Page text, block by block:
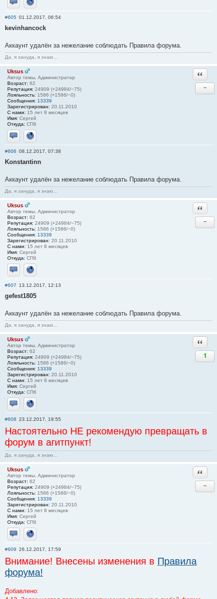
Отправить личное сообщение
Сайт
#605 01.12.2017, 06:54
kevinhancock
Аккаунт удалён за нежелание соблюдать Правила форума.
Да, я зануда, я знаю...
Uksus
Автор темы, Администратор
Возраст: 62
Репутация: 24909 (+24984/−75)
Лояльность: 1586 (+1586/−0)
Сообщения: 13339
Зарегистрирован: 20.11.2010
С нами: 15 лет 8 месяцев
Имя: Сергей
Откуда: СПб
Отправить личное сообщение
Сайт
−
#606 08.12.2017, 07:38
Konstantinn
Аккаунт удалён за нежелание соблюдать Правила форума.
Да, я зануда, я знаю...
Uksus
Автор темы, Администратор
Возраст: 62
Репутация: 24909 (+24984/−75)
Лояльность: 1586 (+1586/−0)
Сообщения: 13339
Зарегистрирован: 20.11.2010
С нами: 15 лет 8 месяцев
Имя: Сергей
Откуда: СПб
Отправить личное сообщение
Сайт
−
#607 13.12.2017, 12:13
gefest1805
Аккаунт удалён за нежелание соблюдать Правила форума.
Да, я зануда, я знаю...
Uksus
Автор темы, Администратор
Возраст: 62
Репутация: 24909 (+24984/−75)
Лояльность: 1586 (+1586/−0)
Сообщения: 13339
Зарегистрирован: 20.11.2010
С нами: 15 лет 8 месяцев
Имя: Сергей
Откуда: СПб
Отправить личное сообщение
Сайт
1
#608 23.12.2017, 19:55
Настоятельно НЕ рекомендую превращать в
форум в агитпункт!
Да, я зануда, я знаю...
Uksus
Автор темы, Администратор
Возраст: 62
Репутация: 24909 (+24984/−75)
Лояльность: 1586 (+1586/−0)
Сообщения: 13339
Зарегистрирован: 20.11.2010
С нами: 15 лет 8 месяцев
Имя: Сергей
Откуда: СПб
Отправить личное сообщение
Сайт
−
#609 26.12.2017, 17:59
Внимание! Внесены изменения в Правила
форума!
Добавлено: